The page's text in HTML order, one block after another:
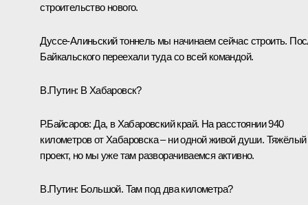
строительство нового.
Дуссе-Алиньский тоннель мы начинаем сейчас строить.
Байкальского переехали туда со всей командой.
В.Путин: В Хабаровск?
Р.Байсаров:Да, в Хабаровский край. На расстоянии 940
километров от Хабаровска – ни одной живой души. Тяжёлый
проект, но мы уже там разворачиваемся активно.
В.Путин: Большой. Там под два километра?